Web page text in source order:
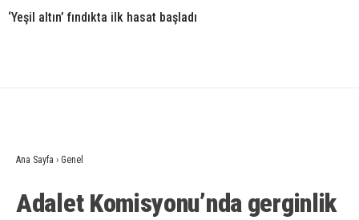
‘Yeşil altın’ fındıkta ilk hasat başladı
Ana Sayfa › Genel
Adalet Komisyonu’nda gerginlik